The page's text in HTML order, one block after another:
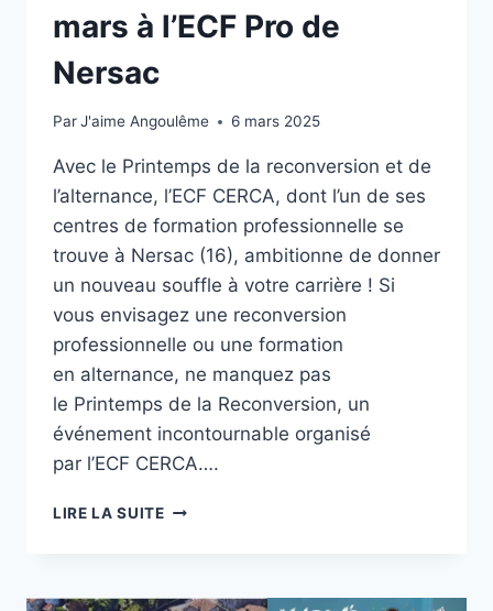
mars à l’ECF Pro de
Nersac
ParJ'aime Angoulême 6 mars 2025
Avec le Printemps de la reconversion et de
l’alternance, l’ECF CERCA, dont l’un de ses
centres de formation professionnelle se
trouve à Nersac (16), ambitionne de donner
un nouveau souffle à votre carrière ! Si
vous envisagez une reconversion
professionnelle ou une formation
en alternance, ne manquez pas
le Printemps de la Reconversion, un
événement incontournable organisé
par l’ECF CERCA….
LIRE LA SUITEUN
LA